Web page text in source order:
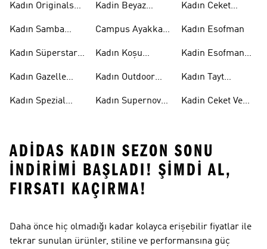
Kadın Originals
Kadın Samba
Kadın Süperstar
Kadın Gazelle
Kadın Spezial
Kadin Beyaz
Campus Ayakkabı
Kadın Koşu
Kadın Outdoor
Kadın Supernova
Kadın Ceket
Kadın Esofman
Kadin Esofman
Kadın Tayt
Kadin Ceket Ve
ADIDAS KADIN SEZON SONU
İNDIRIMI BAŞLADI! ŞIMDI AL,
FIRSATI KAÇIRMA!
Daha önce hiç olmadığı kadar kolayca erişebilir fiyatlar ile
tekrar sunulan ürünler, stiline ve performansına güç